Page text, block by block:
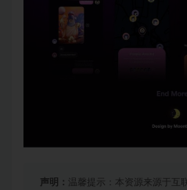
声明： 温馨提示：本资源来源于互